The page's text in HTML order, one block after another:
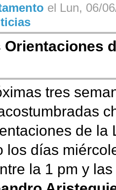
el Lun, 06/
Orientaciones
tres
de
los días
la 1 pm y